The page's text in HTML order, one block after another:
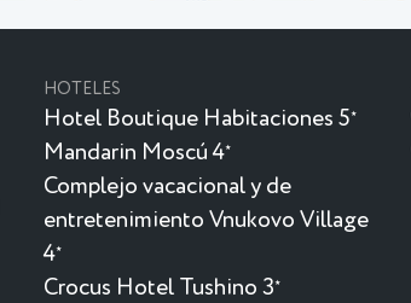
HOTELES
Hotel Boutique Habitaciones 5★
Mandarin Moscú 4★
Complejo vacacional y de
entretenimiento Vnukovo Village
4★
Crocus Hotel Tushino 3★